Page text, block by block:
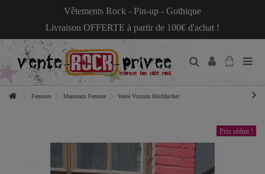
Vêtements Rock - Pin-up - Gothique
Livraison OFFERTE à partir de 100€ d'achat !
Femmes Manteaux Femme Veste Vixxsin Hitchhicker
Prix réduit !